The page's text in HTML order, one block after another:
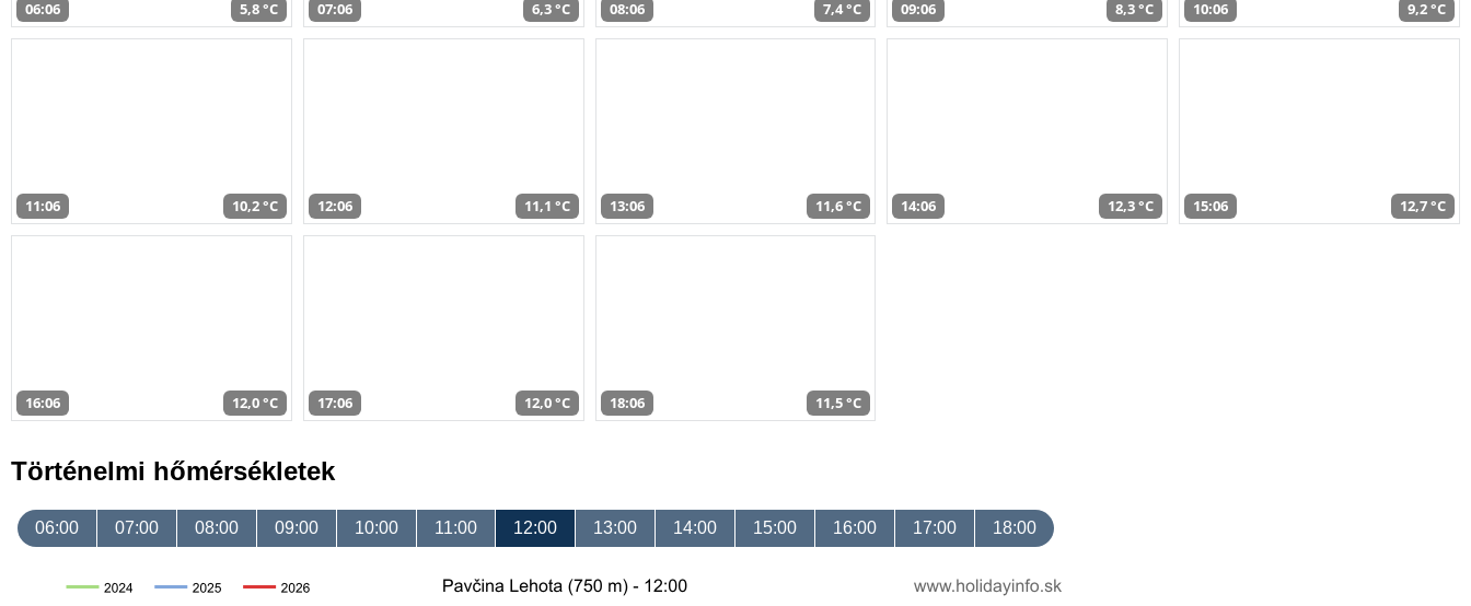
06:06 5,8 °C 07:06 6,3 °C 08:06 7,4 °C 09:06 8,3 °C 10:06 9,2 °C
11:06 10,2 °C 12:06 11,1 °C 13:06 11,6 °C 14:06 12,3 °C 15:06 12,7 °C
16:06 12,0 °C 17:06 12,0 °C 18:06 11,5 °C
Történelmi hőmérsékletek
06:00 07:00 08:00 09:00 10:00 11:00 12:00 13:00 14:00 15:00 16:00 17:00 18:00